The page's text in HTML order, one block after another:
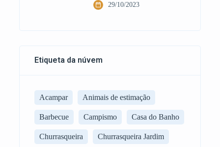
29/10/2023
Etiqueta da núvem
Acampar Animais de estimação
Barbecue Campismo Casa do Banho
Churrasqueira Churrasqueira Jardim